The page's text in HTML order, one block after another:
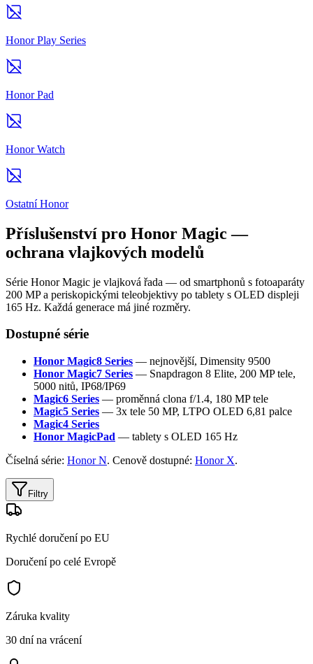
Honor Play Series
Honor Pad
Honor Watch
Ostatní Honor
Příslušenství pro Honor Magic —
ochrana vlajkových modelů
Série Honor Magic je vlajková řada — od smartphonů s fotoaparáty
200 MP a periskopickými teleobjektivy po tablety s OLED displeji
165 Hz. Každá generace má jiné rozměry.
Dostupné série
Honor Magic8 Series — nejnovější, Dimensity 9500
Honor Magic7 Series — Snapdragon 8 Elite, 200 MP tele,
5000 nitů, IP68/IP69
Magic6 Series — proměnná clona f/1.4, 180 MP tele
Magic5 Series — 3x tele 50 MP, LTPO OLED 6,81 palce
Magic4 Series
Honor MagicPad — tablety s OLED 165 Hz
Číselná série: Honor N. Cenově dostupné: Honor X.
Filtry
Rychlé doručení po EU
Doručení po celé Evropě
Záruka kvality
30 dní na vrácení